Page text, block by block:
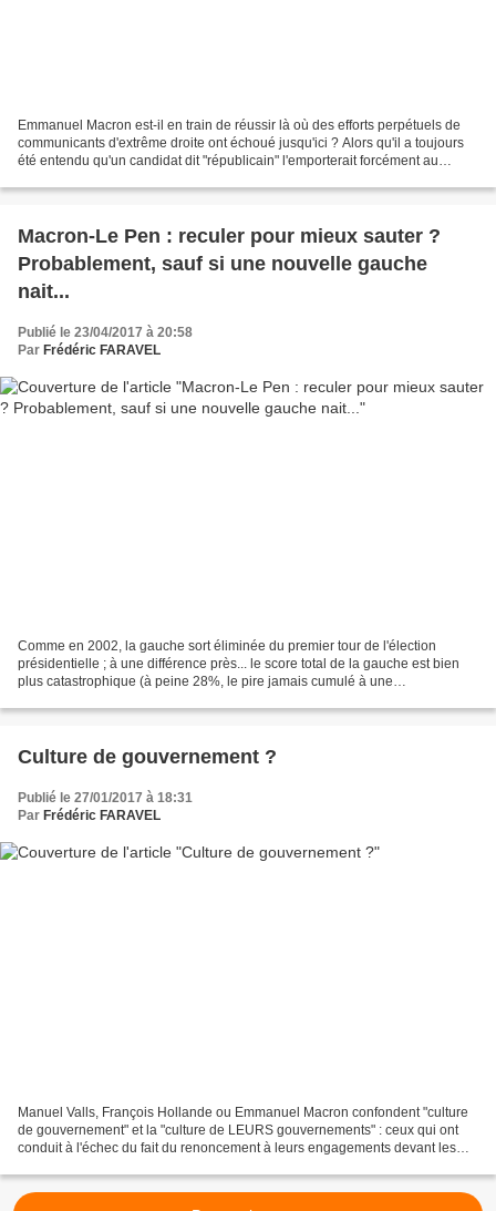
Emmanuel Macron est-il en train de réussir là où des efforts perpétuels de
communicants d'extrême droite ont échoué jusqu'ici ? Alors qu'il a toujours
été entendu qu'un candidat dit "républicain" l'emporterait forcément au
Macron-Le Pen : reculer pour mieux sauter ?
Probablement, sauf si une nouvelle gauche
nait...
Publié le 23/04/2017 à 20:58
Par Frédéric FARAVEL
Comme en 2002, la gauche sort éliminée du premier tour de l'élection
présidentielle ; à une différence près... le score total de la gauche est bien
plus catastrophique (à peine 28%, le pire jamais cumulé à une
Culture de gouvernement ?
Publié le 27/01/2017 à 18:31
Par Frédéric FARAVEL
Manuel Valls, François Hollande ou Emmanuel Macron confondent "culture
de gouvernement" et la "culture de LEURS gouvernements" : ceux qui ont
conduit à l'échec du fait du renoncement à leurs engagements devant les